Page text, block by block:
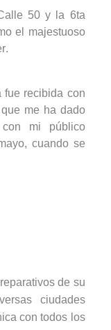
50 y la 6ta
el majestuoso
fue recibida con
me ha dado
con mi público
cuando se
de su
ciudades
con todos los